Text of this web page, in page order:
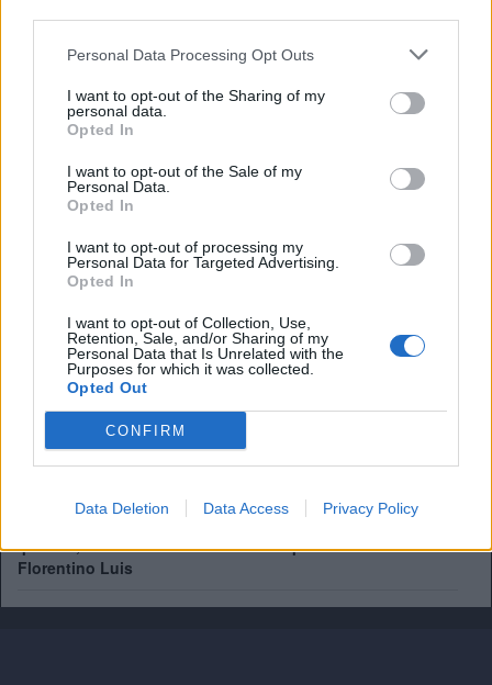
Personal Data Processing Opt Outs
I want to opt-out of the Sharing of my
personal data.
Opted In
I want to opt-out of the Sale of my
Personal Data.
Opted In
I want to opt-out of processing my
Personal Data for Targeted Advertising.
Opted In
I want to opt-out of Collection, Use,
Retention, Sale, and/or Sharing of my
Personal Data that Is Unrelated with the
Purposes for which it was collected.
Opted Out
CONFIRM
Data Deletion Data Access Privacy Policy
stato oggetto di insulti e rimproveri, ai quali l’inglese ha
pensato bene di reagire con un plateale invito, rivolto a un
tifoso in particolare, a spostarsi nel parcheggio dello stadio
per regolare i conti.
REDAZIONE
Twitter @Calciopremier
Ufficiale: l'Hull City prende Tzolakis. La cifra record ed i
Tottenham scatenato per Gakpo: contatto con gli agenti,
De Zerbi vuole l'olandese
Chelsea, ecco il nuovo terzino: vicino Pep Chavarría dal
Rayo Vallecano
Ipswich, nuovo rinforzo a centrocampo: ufficiale
Florentino Luis